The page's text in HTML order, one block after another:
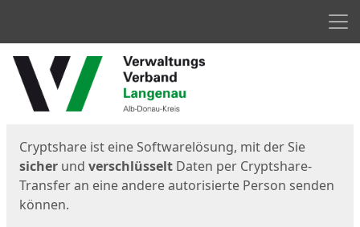
Start
Cryptshare ist eine Softwarelösung, mit der Sie
sicher und verschlüsselt Daten per Cryptshare-
Transfer an eine andere autorisierte Person senden
können.